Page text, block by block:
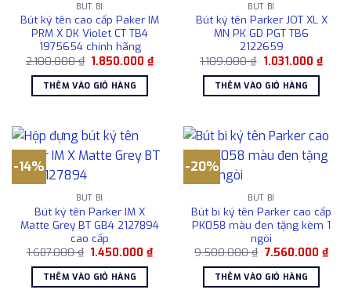
BÚT BI
Bút ký tên cao cấp Paker IM
PRM X DK Violet CT TB4
1975654 chính hãng
2.100.000₫ Giá
là:
2.100.000 ₫.
1.850.000₫Giá
hiện
1.850.000 ₫.
THÊM VÀO GIỎ HÀNG
BÚT BI
Bút ký tên Parker JOT XL X
MN PK GD PGT TB6
2122659
1.109.000₫ Giá
là:
1.109.000 ₫.
1.031.000 ₫Giá
hiện
THÊM VÀO GIỎ HÀNG
-14%
BÚT BI
Bút ký tên Parker IM X
Matte Grey BT GB4 2127894
cao cấp
1.687.000₫ Giá
là:
1.687.000 ₫.
1.450.000₫Giá
hiện
1.450.000 ₫.
THÊM VÀO GIỎ HÀNG
-20%
BÚT BI
Bút bi ký tên Parker cao cấp
PK058 màu đen tặng kèm 1
ngòi
9.500.000₫ Giá
là:
9.500.000 ₫.
7.560.000 ₫Giá
hiện
THÊM VÀO GIỎ HÀNG